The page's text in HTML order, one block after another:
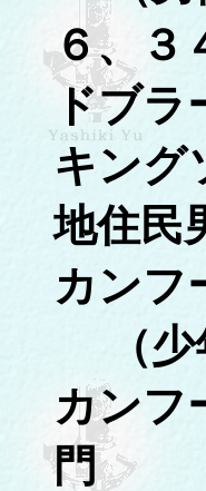
６、３
ドブラ
キング
地住民
カン
（少
カン
門